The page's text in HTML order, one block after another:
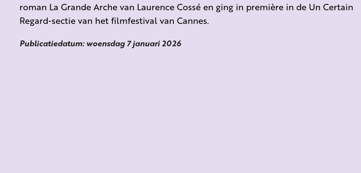
roman La Grande Arche van Laurence Cossé en ging in première in de Un Certain
Regard-sectie van het filmfestival van Cannes.
Publicatiedatum: woensdag 7 januari 2026